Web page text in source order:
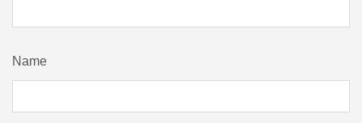
Name